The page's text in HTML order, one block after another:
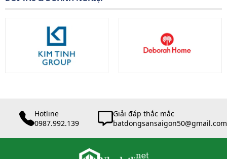
Hotline
0987.992.139
Giải đáp thắc mắc
batdongsansaigon50@gmail.com